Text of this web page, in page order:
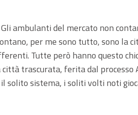
ambulanti del mercato non
per me sono tutto, sono la
Tutte però hanno questo
trascurata, ferita dal processo
solito sistema, i soliti volti noti